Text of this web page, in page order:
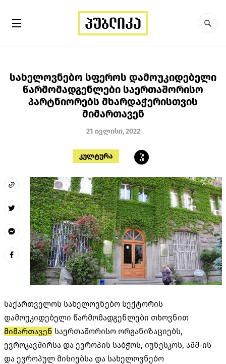
სახელოვნებო სფეროს დამოუკიდებელი
წარმომადგენლები საერთაშორისო
პარტნიორებს მხარდაჭერისთვის
მიმართავენ
21 ივლისი, 2022
კულტურა
საქართველოს სახელოვნებო სექტორის
დამოუკიდებელი წარმომადგენლები თხოვნით
მიმართავენ საერთაშორისო ორგანიზაციებს,
ევროკავშირსა და ევროპის საბჭოს, იუნესკოს, აშშ-ის
და ევროპულ მისიებსა და სახელოვნებო